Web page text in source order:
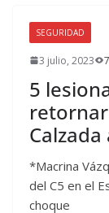
SEGURIDAD
3 julio, 2023
5
*Macrina
del C5 en el
choque